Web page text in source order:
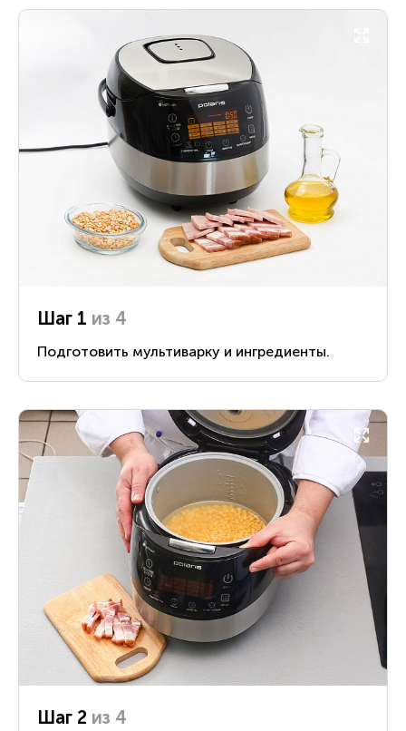
Шаг 1 из 4
Подготовить мультиварку и ингредиенты.
Шаг 2 из 4